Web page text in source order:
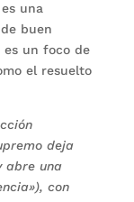
una
buen
es un foco de
el resuelto
deja
abre una
con